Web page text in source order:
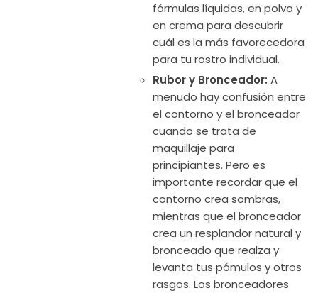
fórmulas líquidas, en polvo y
en crema para descubrir
cuál es la más favorecedora
para tu rostro individual.
Rubor y Bronceador: A
menudo hay confusión entre
el contorno y el bronceador
cuando se trata de
maquillaje para
principiantes. Pero es
importante recordar que el
contorno crea sombras,
mientras que el bronceador
crea un resplandor natural y
bronceado que realza y
levanta tus pómulos y otros
rasgos. Los bronceadores